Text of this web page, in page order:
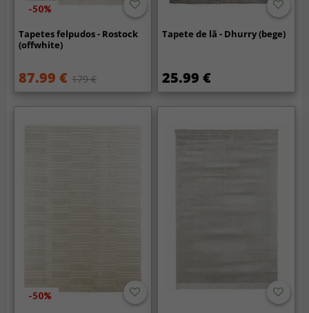
-50%
Tapetes felpudos - Rostock
(offwhite)
87.99 € 179 €
Tapete de lã - Dhurry (bege)
25.99 €
-50%